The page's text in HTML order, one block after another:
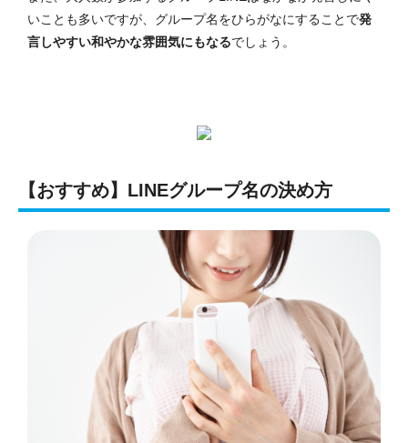
いことも多いですが、グループ名をひらがなにすることで発
言しやすい和やかな雰囲気にもなるでしょう。
【おすすめ】LINEグループ名の決め方